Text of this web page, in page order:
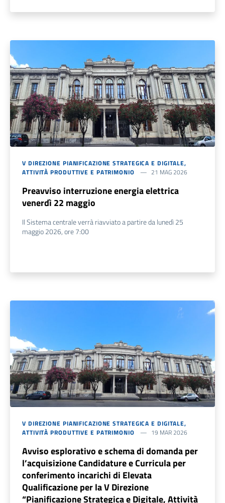
V DIREZIONE PIANIFICAZIONE STRATEGICA E DIGITALE,
ATTIVITÀ PRODUTTIVE E PATRIMONIO
21 MAG 2026
Preavviso interruzione energia elettrica
venerdì 22 maggio
Il Sistema centrale verrà riavviato a partire da lunedì 25
maggio 2026, ore 7:00
V DIREZIONE PIANIFICAZIONE STRATEGICA E DIGITALE,
ATTIVITÀ PRODUTTIVE E PATRIMONIO
19 MAR 2026
Avviso esplorativo e schema di domanda per
l’acquisizione Candidature e Curricula per
conferimento incarichi di Elevata
Qualificazione per la V Direzione
“Pianificazione Strategica e Digitale, Attività